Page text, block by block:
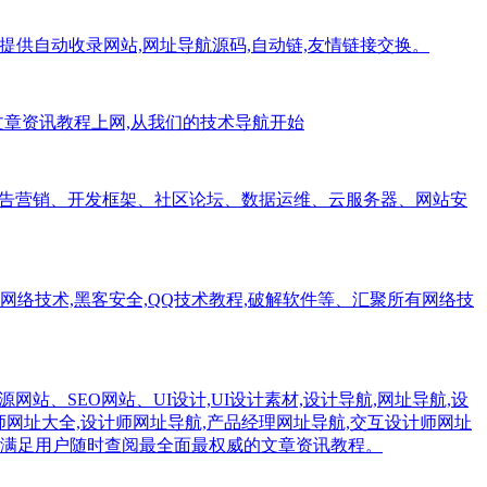
自动收录网站,网址导航源码,自动链,友情链接交换。
资讯教程上网,从我们的技术导航开始
营销、开发框架、社区论坛、数据运维、云服务器、网站安
络技术,黑客安全,QQ技术教程,破解软件等、汇聚所有网络技
网站、SEO网站、UI设计,UI设计素材,设计导航,网址导航,设
址大全,设计师网址导航,产品经理网址导航,交互设计师网址
用户随时查阅最全面最权威的文章资讯教程。